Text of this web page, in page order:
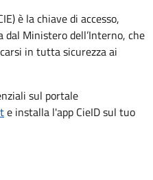
è la chiave di accesso,
Ministero dell’Interno, che
in tutta sicurezza ai
sul portale
e installa l'app CieID sul tuo